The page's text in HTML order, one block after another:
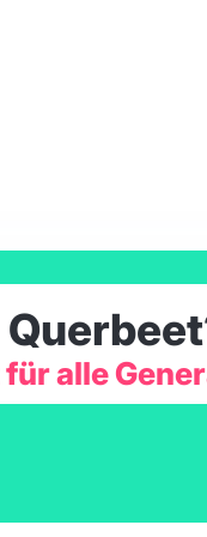
alle